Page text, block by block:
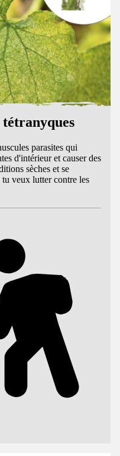
parasites qui
d'intérieur et causer des
sèches et se
veux lutter contre les